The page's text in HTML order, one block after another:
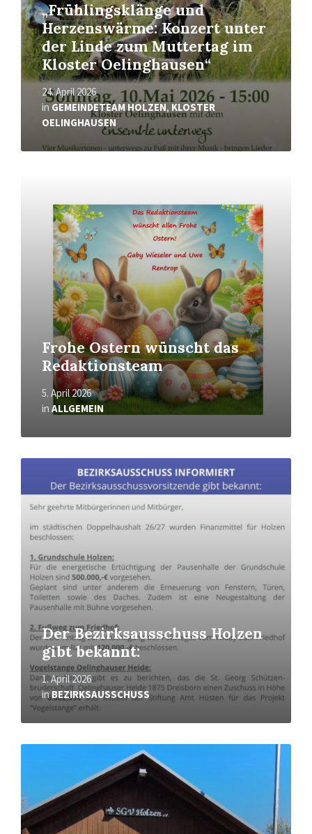
„Frühlingsklänge und
Herzenswärme: Konzert unter
der Linde zum Muttertag im
Kloster Oelinghausen“
24. April 2026
in GEMEINDETEAM HOLZEN, KLOSTER
OELINGHAUSEN
Frohe Ostern wünscht das
Redaktionsteam
5. April 2026
in ALLGEMEIN
Der Bezirksausschuss Holzen
gibt bekannt:
1. April 2026
inBEZIRKSAUSSCHUSS
Mehr
Mehr